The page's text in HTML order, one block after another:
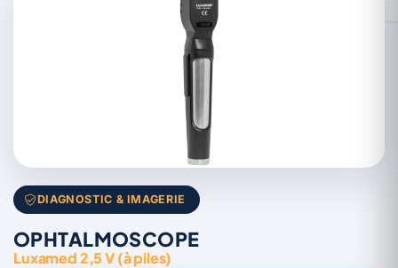
DIAGNOSTIC & IMAGERIE
OPHTALMOSCOPE
Luxamed 2,5 V (à piles)